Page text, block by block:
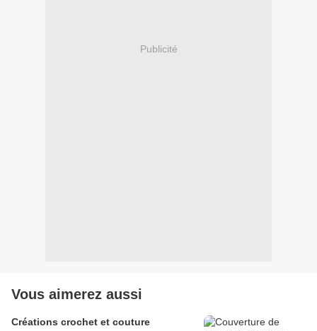
Publicité
Vous aimerez aussi
Créations crochet et couture